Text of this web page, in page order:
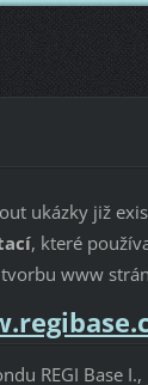
ukázky již
, které
www
REGI Base